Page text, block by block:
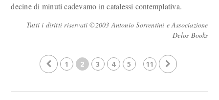
decine di minuti cadevamo in catalessi contemplativa.
Tutti i diritti riservati ©2003 Antonio Sorrentini e Associazione
Delos Books
1 2 3 4 5 11